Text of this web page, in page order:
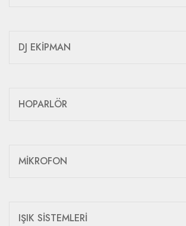
DJ EKİPMAN
HOPARLÖR
MİKROFON
IŞIK SİSTEMLERİ